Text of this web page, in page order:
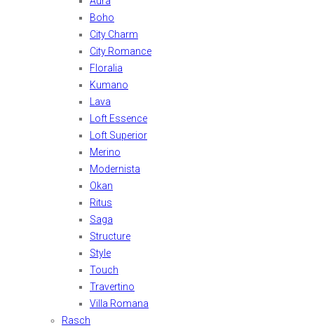
Boho
City Charm
City Romance
Floralia
Kumano
Lava
Loft Essence
Loft Superior
Merino
Modernista
Okan
Ritus
Saga
Structure
Style
Touch
Travertino
Villa Romana
Rasch